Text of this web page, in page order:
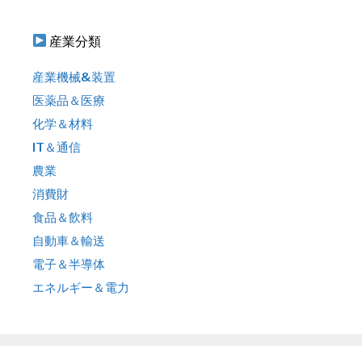
産業分類
産業機械&装置
医薬品＆医療
化学＆材料
IT＆通信
農業
消費財
食品＆飲料
自動車＆輸送
電子＆半導体
エネルギー＆電力